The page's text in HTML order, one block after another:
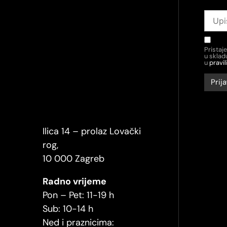
Ilica 14 – prolaz Lovački
rog,
10 000 Zagreb
Radno vrijeme
Pon – Pet: 11-19 h
Sub: 10-14 h
Ned i praznicima:
u
u